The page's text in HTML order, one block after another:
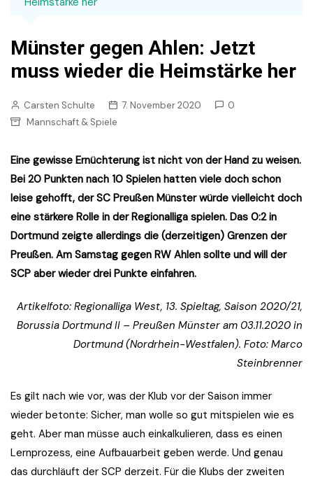
Münster gegen Ahlen: Jetzt
muss wieder die Heimstärke her
Carsten Schulte 7. November 2020
0
Mannschaft & Spiele
Eine gewisse Ernüchterung ist nicht von der Hand zu weisen.
Bei 20 Punkten nach 10 Spielen hatten viele doch schon
leise gehofft, der SC Preußen Münster würde vielleicht doch
eine stärkere Rolle in der Regionalliga spielen. Das 0:2 in
Dortmund zeigte allerdings die (derzeitigen) Grenzen der
Preußen. Am Samstag gegen RW Ahlen sollte und will der
SCP aber wieder drei Punkte einfahren.
Artikelfoto: Regionalliga West, 13. Spieltag, Saison 2020/21,
Borussia Dortmund II – Preußen Münster am 03.11.2020 in
Dortmund (Nordrhein-Westfalen). Foto: Marco
Steinbrenner
Es gilt nach wie vor, was der Klub vor der Saison immer
wieder betonte: Sicher, man wolle so gut mitspielen wie es
geht. Aber man müsse auch einkalkulieren, dass es einen
Lernprozess, eine Aufbauarbeit geben werde. Und genau
das durchläuft der SCP derzeit. Für die Klubs der zweiten